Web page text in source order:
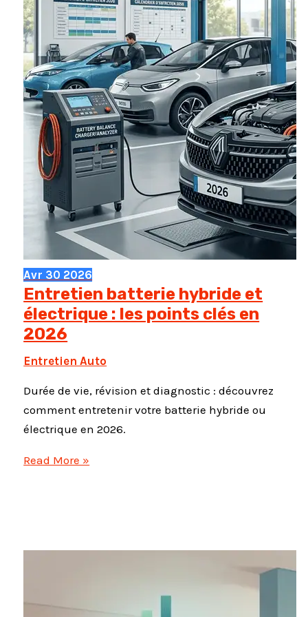
rentable
pour
vous
?
Avr 30 2026
Entretien batterie hybride et
électrique : les points clés en
2026
Entretien Auto
Durée de vie, révision et diagnostic : découvrez
comment entretenir votre batterie hybride ou
électrique en 2026.
Entretien
Read More »